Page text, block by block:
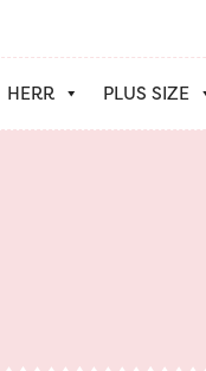
HERR PLUS SIZE